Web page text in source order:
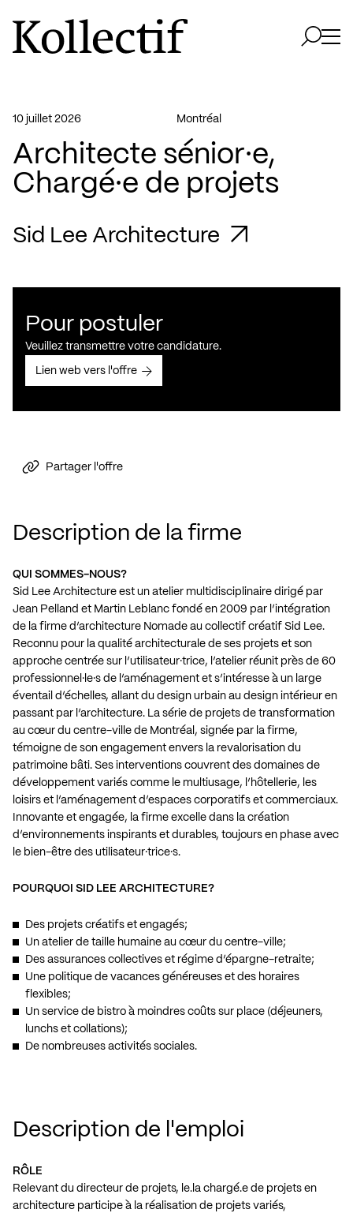
Aller à la page d'accueil
Logo Kollectif
10 juillet 2026 Montréal
Architecte sénior·e,
Chargé·e de projets
Sid Lee Architecture
Description de la firme
QUI SOMMES-NOUS?
Sid Lee Architecture est un atelier multidisciplinaire dirigé par
Jean Pelland et Martin Leblanc fondé en 2009 par l’intégration
de la firme d’architecture Nomade au collectif créatif Sid Lee.
Reconnu pour la qualité architecturale de ses projets et son
approche centrée sur l’utilisateur·trice, l’atelier réunit près de 60
professionnel·le·s de l’aménagement et s’intéresse à un large
éventail d’échelles, allant du design urbain au design intérieur en
passant par l’architecture. La série de projets de transformation
au cœur du centre-ville de Montréal, signée par la firme,
témoigne de son engagement envers la revalorisation du
patrimoine bâti. Ses interventions couvrent des domaines de
développement variés comme le multiusage, l’hôtellerie, les
loisirs et l’aménagement d’espaces corporatifs et commerciaux.
Innovante et engagée, la firme excelle dans la création
d’environnements inspirants et durables, toujours en phase avec
le bien-être des utilisateur·trice·s.
POURQUOI SID LEE ARCHITECTURE?
Des projets créatifs et engagés;
Un atelier de taille humaine au cœur du centre-ville;
Des assurances collectives et régime d’épargne-retraite;
Une politique de vacances généreuses et des horaires
flexibles;
Un service de bistro à moindres coûts sur place (déjeuners,
lunchs et collations);
De nombreuses activités sociales.
Description de l'emploi
RÔLE
Relevant du directeur de projets, le.la chargé.e de projets en
architecture participe à la réalisation de projets variés,
Pour postuler
Veuillez transmettre votre candidature.
Lien web vers l'offre
Partager l'offre